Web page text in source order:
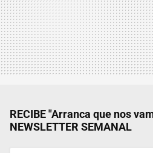
RECIBE "Arranca que nos
NEWSLETTER SEMANAL